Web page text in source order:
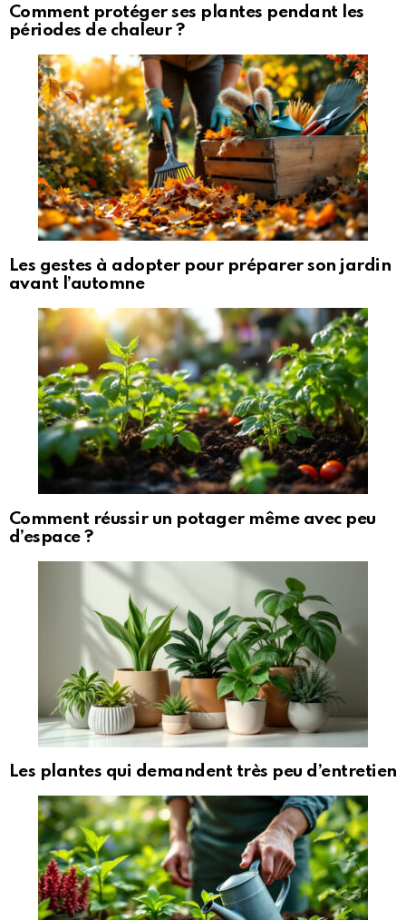
Comment protéger ses plantes pendant les
périodes de chaleur ?
Les gestes à adopter pour préparer son jardin
avant l’automne
Comment réussir un potager même avec peu
d’espace ?
Les plantes qui demandent très peu d’entretien